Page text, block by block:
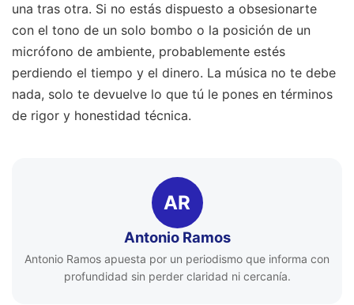
una tras otra. Si no estás dispuesto a obsesionarte
con el tono de un solo bombo o la posición de un
micrófono de ambiente, probablemente estés
perdiendo el tiempo y el dinero. La música no te debe
nada, solo te devuelve lo que tú le pones en términos
de rigor y honestidad técnica.
AR
Antonio Ramos
Antonio Ramos apuesta por un periodismo que informa con
profundidad sin perder claridad ni cercanía.